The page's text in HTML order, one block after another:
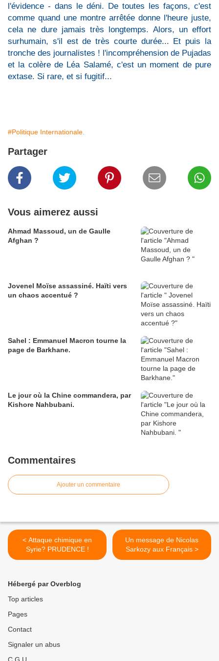
l'évidence - dans le déni. De toutes les façons, c'est
comme quand une montre arrêtée donne l'heure juste,
cela ne dure jamais très longtemps. Alors, un effort
surhumain, s'il est de très courte durée... Et puis la
tronche des journalistes ! l'incompréhension de Pujadas
et la colère de Léa Salamé, c'est un moment de pure
extase. Si rare, et si fugitif...
#Politique Internationale.
Partager
Vous aimerez aussi
Ahmad Massoud, un de Gaulle
Afghan ?
Jovenel Moïse assassiné. Haïti vers
un chaos accentué ?
Sahel : Emmanuel Macron tourne la
page de Barkhane.
Le jour où la Chine commandera, par
Kishore Nahbubani.
Commentaires
Ajouter un commentaire
< Attaque chimique en
Syrie? PRUDENCE !
Un message de Nicolas
Sarkozy aux Français >
Hébergé par Overblog
Top articles
Pages
Contact
Signaler un abus